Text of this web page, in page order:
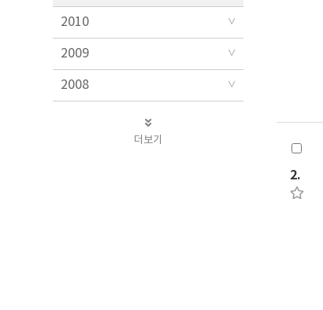
2010
2009
2008
더보기
2.